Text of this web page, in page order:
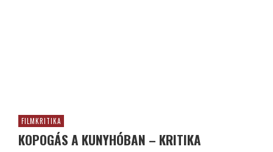
FILMKRITIKA
KOPOGÁS A KUNYHÓBAN – KRITIKA